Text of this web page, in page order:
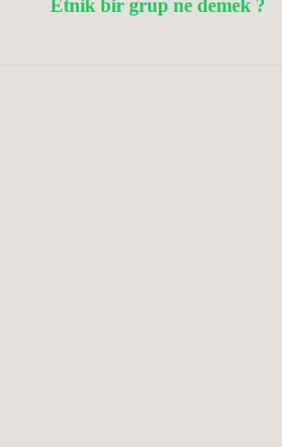
Etnik bir grup ne demek ?